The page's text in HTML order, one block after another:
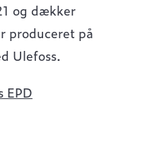
og dækker
produceret på
Ulefoss.
EPD